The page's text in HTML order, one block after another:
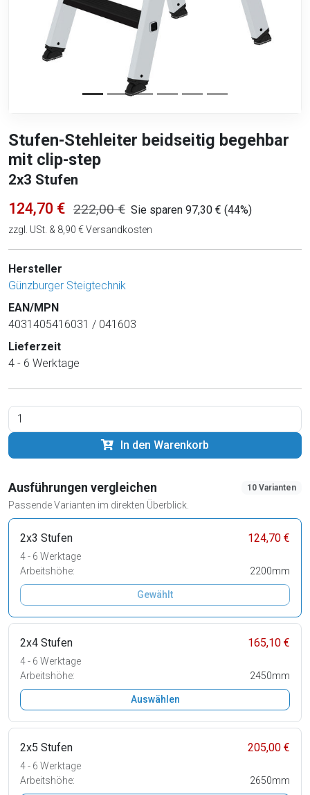
Stufen-Stehleiter beidseitig begehbar
mit clip-step
2x3 Stufen
124,70 € 222,00 € Sie sparen 97,30 € (44%)
zzgl. USt. & 8,90 € Versandkosten
Hersteller
Günzburger Steigtechnik
EAN/MPN
4031405416031 / 041603
Lieferzeit
4 - 6 Werktage
In den Warenkorb
Ausführungen vergleichen
Passende Varianten im direkten Überblick.
10 Varianten
2x3 Stufen 124,70 €
4 - 6 Werktage
Arbeitshöhe:
2200mm
Gewählt
2x4 Stufen 165,10 €
4 - 6 Werktage
Arbeitshöhe:
2450mm
Auswählen
2x5 Stufen 205,00 €
4 - 6 Werktage
Arbeitshöhe:
2650mm